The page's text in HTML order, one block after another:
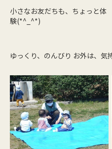
小さなお友だちも、ちょっと体
験(*^_^*)
ゆっくり、のんびり お外は、気